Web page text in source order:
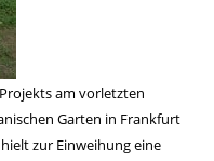
am vorletz­ten
Garten in Frank­furt
zur Einwei­hung eine